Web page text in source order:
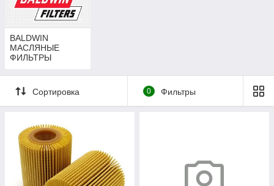
что ведет к увеличению расхода топлива.
Поломка двигателя:
использование некачественного фильтра может
привести к серьезной поломке двигателя, требующей
дорогостоящего ремонта.
Именно поэтому к выбору масляного фильтра нужно
подходить ответственно, отдавая предпочтение продукции
проверенных производителей.
BALDWIN
МАСЛЯНЫЕ
ФИЛЬТРЫ
Сортировка 0 Фильтры